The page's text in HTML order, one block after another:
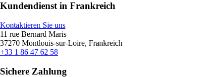
Kundendienst in Frankreich
Kontaktieren Sie uns
11 rue Bernard Maris
37270 Montlouis-sur-Loire, Frankreich
+33 1 86 47 62 58
Sichere Zahlung